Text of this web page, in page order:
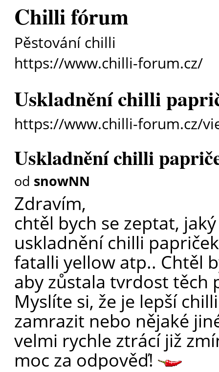
Chilli fórum
Pěstování chilli
https://www.chilli-forum.cz/
Uskladnění chilli
https://www.chilli-forum.cz/
Uskladnění chilli
od snowNN
Zdravím,
chtěl bych se zeptat,
uskladnění chilli
fatalli yellow atp.. Chtěl
aby zůstala tvrdost těch
Myslíte si, že je lepší
zamrazit nebo nějaké
velmi rychle ztrácí již
moc za odpověď!